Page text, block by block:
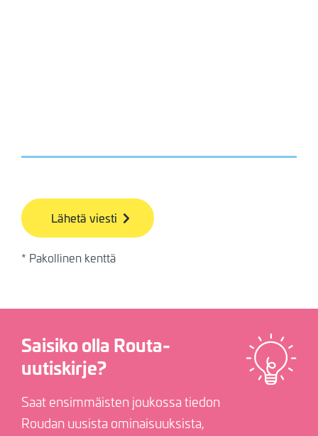
* Pakollinen kenttä
Saisiko olla Routa-
uutiskirje?
Saat ensimmäisten joukossa tiedon
Roudan uusista ominaisuuksista,
Image